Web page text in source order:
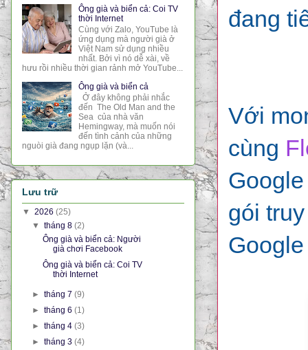
đang
Với
cùng
gói
Ông già và biển cả: Coi TV
thời Internet
Cùng với Zalo, YouTube là
ứng dụng mà người già ở
Việt Nam sử dụng nhiều
nhất. Bởi vì nó dễ xài, về
hưu rồi nhiều thời gian rảnh mở YouTube...
Ông già và biển cả
Ở đây không phải nhắc
đến The Old Man and the
Sea của nhà văn
Hemingway, mà muốn nói
đến tình cảnh của những
nguòi già đang ngụp lặn (và...
Lưu trữ
▼ 2026 (25)
▼tháng 8(2)
Ông già và biển cả: Người
già chơi Facebook
Ông già và biển cả: Coi TV
thời Internet
►tháng 7(9)
►tháng 6(1)
►tháng 4(3)
►tháng 3(4)